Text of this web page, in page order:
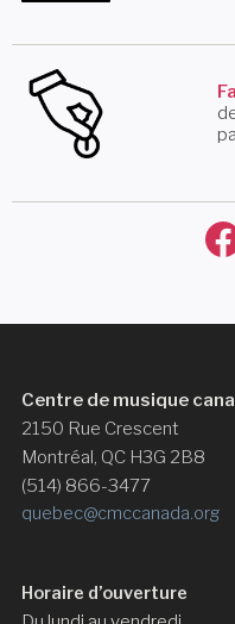
Centre de musique
2150 Rue Crescent
Montréal, QC H3G 2B8
(514) 866-3477
quebec@cmccanada.org
Horaire d’ouverture